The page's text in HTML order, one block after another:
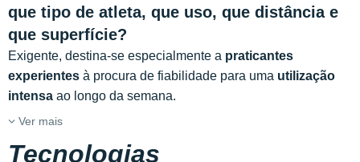
que tipo de atleta, que uso, que distância e
que superfície?
Exigente, destina-se especialmente a praticantes
experientes à procura de fiabilidade para uma utilização
intensa ao longo da semana.
Ver mais
Tecnologias